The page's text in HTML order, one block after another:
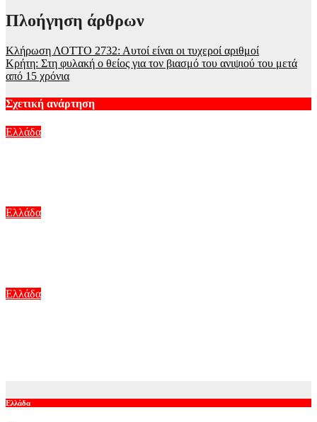
Πλοήγηση άρθρων
Κλήρωση ΛΟΤΤΟ 2732: Αυτοί είναι οι τυχεροί αριθμοί
Κρήτη: Στη φυλακή ο θείος για τον βιασμό του ανιψιού του μετά
από 15 χρόνια
Σχετική ανάρτηση
Ελλάδα
Ελλάδα
Ελλάδα
Ελλάδα